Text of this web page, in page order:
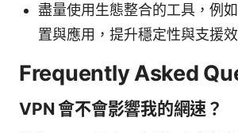
盡量使用生態整合的工具，例
置與應用，提升穩定性與支援效
Frequently Asked
VPN 會不會影響我的網速？